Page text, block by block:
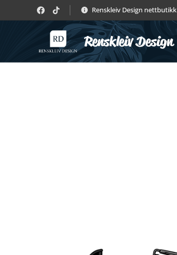
Renskleiv Design nettbutikk
Renskleiv Design